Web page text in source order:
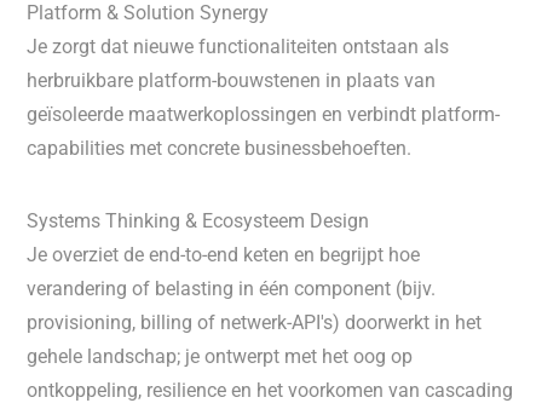
Platform & Solution Synergy
Je zorgt dat nieuwe functionaliteiten ontstaan als
herbruikbare platform-bouwstenen in plaats van
geïsoleerde maatwerkoplossingen en verbindt platform-
capabilities met concrete businessbehoeften.
Systems Thinking & Ecosysteem Design
Je overziet de end-to-end keten en begrijpt hoe
verandering of belasting in één component (bijv.
provisioning, billing of netwerk-API's) doorwerkt in het
gehele landschap; je ontwerpt met het oog op
ontkoppeling, resilience en het voorkomen van cascading